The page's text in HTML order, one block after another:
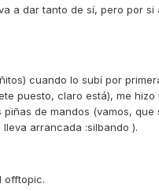
a dar tanto de sí, pero por si
cuando lo subí por
puesto, claro está), me hizo
de mandos (vamos, que
arrancada :silbando ).
offtopic.